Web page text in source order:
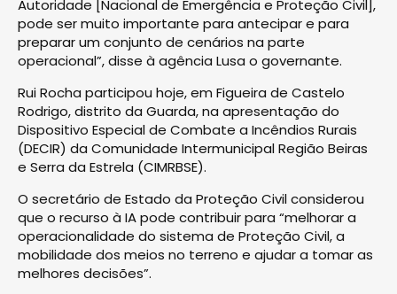
Autoridade [Nacional de Emergência e Proteção Civil],
pode ser muito importante para antecipar e para
preparar um conjunto de cenários na parte
operacional”, disse à agência Lusa o governante.
Rui Rocha participou hoje, em Figueira de Castelo
Rodrigo, distrito da Guarda, na apresentação do
Dispositivo Especial de Combate a Incêndios Rurais
(DECIR) da Comunidade Intermunicipal Região Beiras
e Serra da Estrela (CIMRBSE).
O secretário de Estado da Proteção Civil considerou
que o recurso à IA pode contribuir para “melhorar a
operacionalidade do sistema de Proteção Civil, a
mobilidade dos meios no terreno e ajudar a tomar as
melhores decisões”.